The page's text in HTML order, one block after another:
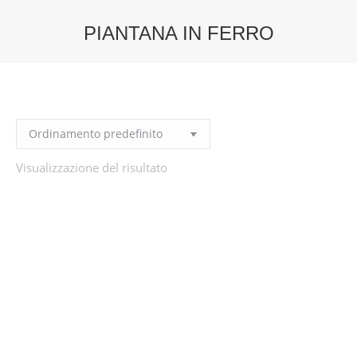
PIANTANA IN FERRO
Visualizzazione del risultato